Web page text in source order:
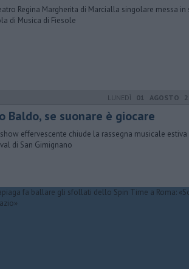
Regina Margherita di Marcialla singolare messa in
di Musica di Fiesole
LUNEDÌ 01 AGOSTO
Baldo, se suonare è giocare
effervescente chiude la rassegna musicale estiva
di San Gimignano